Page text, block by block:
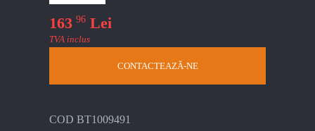
163 96 Lei
TVA inclus
CONTACTEAZĂ-NE
COD BT1009491